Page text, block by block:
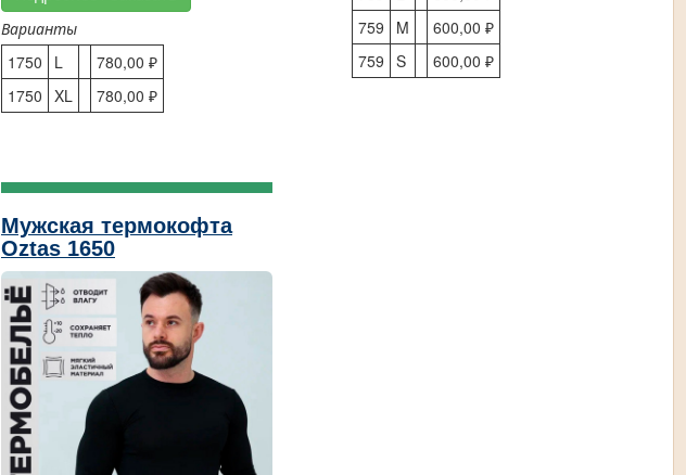
Варианты
1750
L
780,00 ₽
1750 XL 780,00 ₽
759
M
600,00 ₽
759 S 600,00 ₽
Мужская термокофта
Oztas 1650